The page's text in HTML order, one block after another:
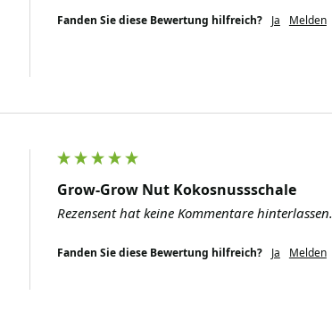
Fanden Sie diese Bewertung hilfreich? Ja Melden
Grow-Grow Nut Kokosnussschale
Rezensent hat keine Kommentare hinterlassen.
Fanden Sie diese Bewertung hilfreich? Ja Melden